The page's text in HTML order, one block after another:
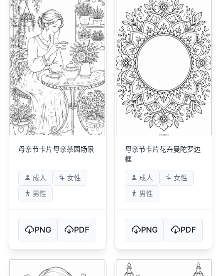
母亲节卡片母亲茶园场景
成人
女性
男性
PNG PDF
母亲节卡片花卉曼陀罗边
框
成人
女性
男性
PNG PDF